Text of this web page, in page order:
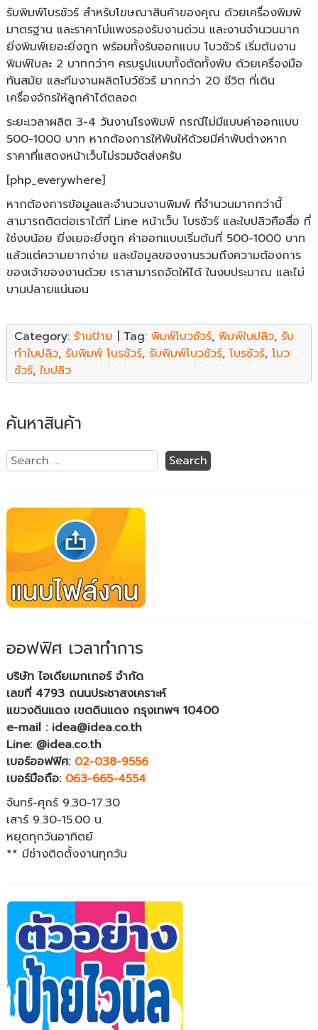
รับพิมพ์โบรชัวร์ สำหรับโฆษณาสินค้าของคุณ ด้วยเครื่องพิมพ์
มาตรฐาน และราคาไม่แพงรองรับงานด่วน และงานจำนวนมาก
ยิ่งพิมพ์เยอะยิ่งถูก พร้อมทั้งรับออกแบบ โบวชัวร์ เริ่มต้นงาน
พิมพ์ใบละ 2 บาทกว่าๆ ครบรูปแบบทั้งตัดทั้งพับ ด้วยเครื่องมือ
ทันสมัย และทีมงานผลิตโบว์ชัวร์ มากกว่า 20 ชีวิต ที่เดิน
เครื่องจักรให้ลูกค้าได้ตลอด
ระยะเวลาผลิต 3-4 วันงานโรงพิมพ์ กรณีไม่มีแบบค่าออกแบบ
500-1000 บาท หากต้องการให้พับให้ด้วยมีค่าพับต่างหาก
ราคาที่แสดงหน้าเว็บไม่รวมจัดส่งครับ
[php_everywhere]
หากต้องการข้อมูลและจำนวนงานพิมพ์ ที่จำนวนมากกว่านี้
สามารถติดต่อเราได้ที่ Line หน้าเว็บ โบรชัวร์ และใบปลิวคือสื่อ ที่
ใช่งบน้อย ยิ่งเยอะยิ่งถูก ค่าออกแบบเริ่มต้นที่ 500-1000 บาท
แล้วแต่ความยากง่าย และข้อมูลของงานรวมถึงความต้องการ
ของเจ้าของงานด้วย เราสามารถจัดให้ได้ ในงบประมาณ และไม่
บานปลายแน่นอน
Category: ร้านป้าย | Tag: พิมพ์โบวชัวร์, พิมพ์ใบปลิว, รับ
ทำใบปลิว, รับพิมพ์ โบรชัวร์, รับพิมพ์โบวชัวร์, โบรชัวร์, โบว
ชัวร์,ใบปลิว
ค้นหาสินค้า
ออฟฟิศ เวลาทำการ
บริษัท ไอเดียเมกเกอร์ จำกัด
เลขที่ 4793 ถนนประชาสงเคราะห์
แขวงดินแดง เขตดินแดง กรุงเทพฯ 10400
e-mail : idea@idea.co.th
Line: @idea.co.th
เบอร์ออฟฟิศ: 02-038-9556
เบอร์มือถือ: 063-665-4554
จันทร์-ศุกร์ 9.30-17.30
เสาร์ 9.30-15.00 น.
หยุดทุกวันอาทิตย์
** มีช่างติดตั้งงานทุกวัน